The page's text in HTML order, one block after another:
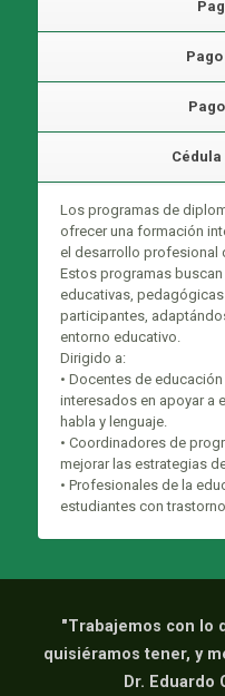
Los programas de
ofrecer una formación
el desarrollo profesional
Estos programas
educativas,
participantes,
entorno educativo.
Dirigido a:
• Docentes de
interesados en apoyar a
habla y lenguaje.
• Coordinadores de
mejorar las estrategias
• Profesionales de la
estudiantes con
"Trabajemos con lo
quisiéramos tener, y
Dr. Eduardo